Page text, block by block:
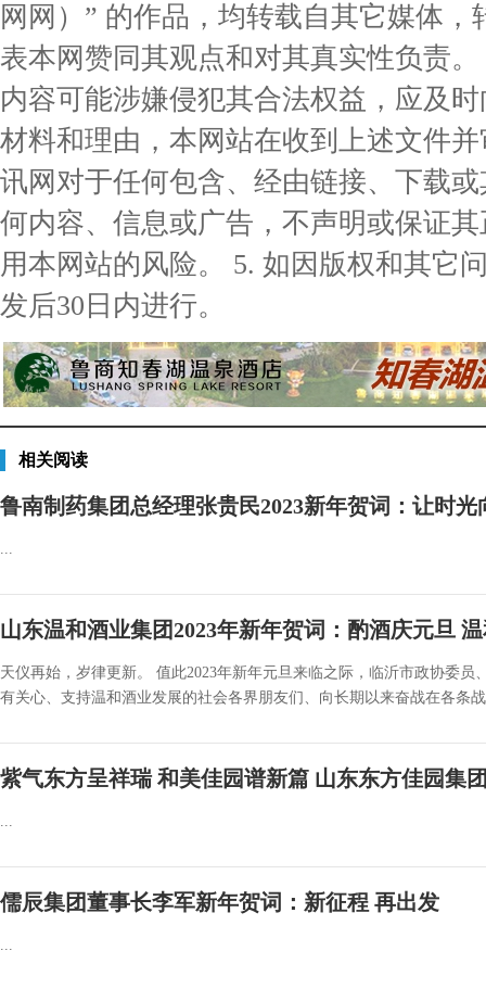
网网）” 的作品，均转载自其它媒体
表本网赞同其观点和对其真实性负责
内容可能涉嫌侵犯其合法权益，应及
材料和理由，本网站在收到上述文件
讯网对于任何包含、经由链接、下载
何内容、信息或广告，不声明或保证
用本网站的风险。 5. 如因版权和其它
发后30日内进行。
相关阅读
鲁南制药集团总经理张贵民2023新年贺词：让时
...
山东温和酒业集团2023年新年贺词：酌酒庆元旦
天仪再始，岁律更新。 值此2023年新年元旦来临之际，临沂市政协委
有关心、支持温和酒业发展的社会各界朋友们、向长期以来奋战在各条
紫气东方呈祥瑞 和美佳园谱新篇 山东东方佳园集
...
儒辰集团董事长李军新年贺词：新征程 再出发
...